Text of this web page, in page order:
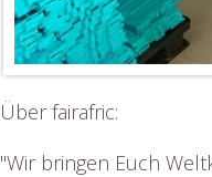
Über fairafric:
"Wir bringen Euch